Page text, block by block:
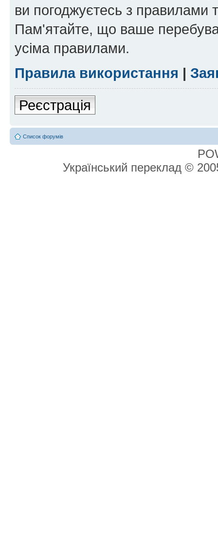
ви погоджуєтесь з правилами
Пам'ятайте, що ваше
усіма правилами.
Правила використання |
Реєстрація
Список форумів
Український переклад ©